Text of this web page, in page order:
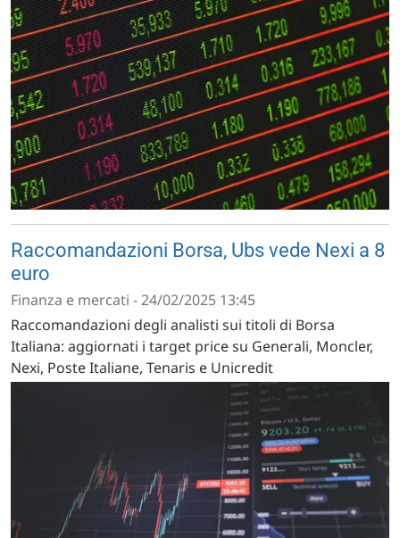
Raccomandazioni Borsa, Ubs vede Nexi a 8
euro
Finanza e mercati - 24/02/2025 13:45
Raccomandazioni degli analisti sui titoli di Borsa
Italiana: aggiornati i target price su Generali, Moncler,
Nexi, Poste Italiane, Tenaris e Unicredit